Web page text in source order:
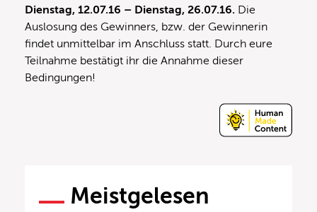
Dienstag, 12.07.16 – Dienstag, 26.07.16. Die
Auslosung des Gewinners, bzw. der Gewinnerin
findet unmittelbar im Anschluss statt. Durch eure
Teilnahme bestätigt ihr die Annahme dieser
Bedingungen!
Meistgelesen